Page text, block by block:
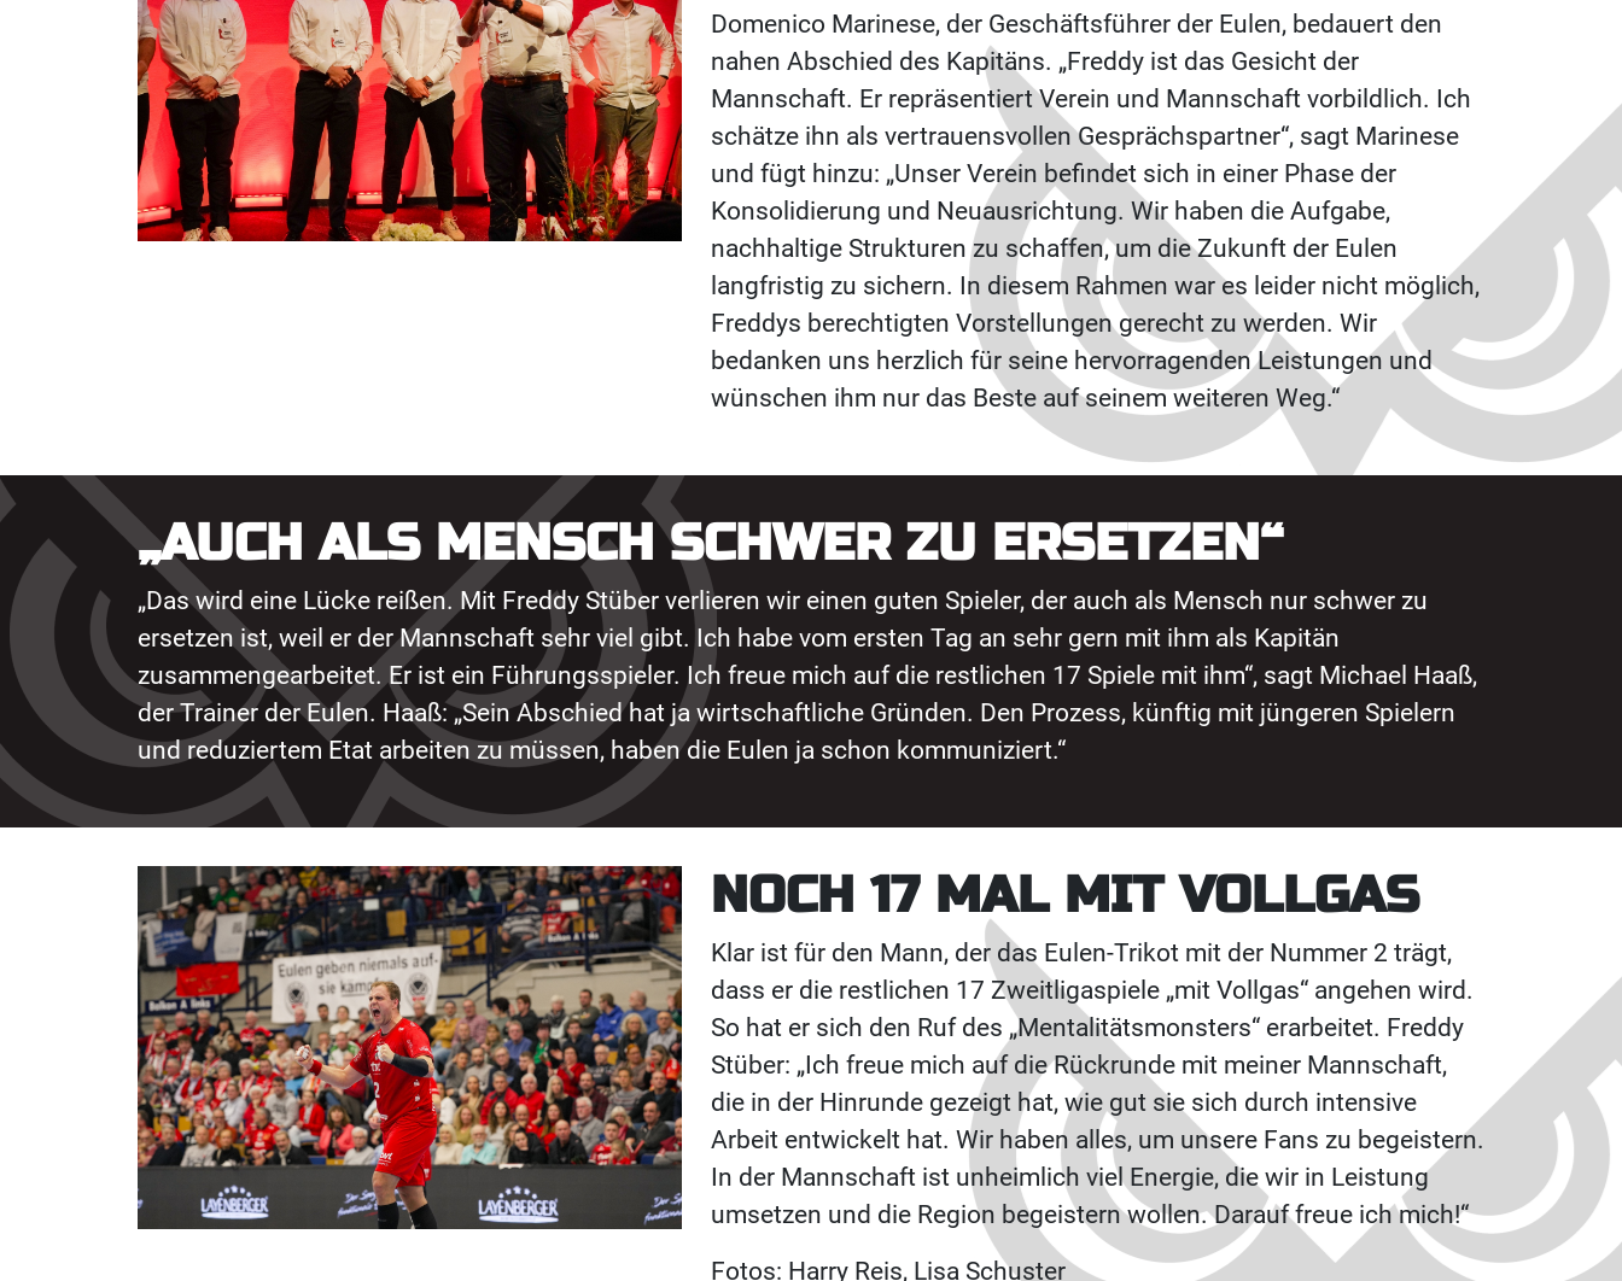
Domenico Marinese, der Geschäftsführer der Eulen, bedauert den
nahen Abschied des Kapitäns. „Freddy ist das Gesicht der
Mannschaft. Er repräsentiert Verein und Mannschaft vorbildlich. Ich
schätze ihn als vertrauensvollen Gesprächspartner“, sagt Marinese
und fügt hinzu: „Unser Verein befindet sich in einer Phase der
Konsolidierung und Neuausrichtung. Wir haben die Aufgabe,
nachhaltige Strukturen zu schaffen, um die Zukunft der Eulen
langfristig zu sichern. In diesem Rahmen war es leider nicht möglich,
Freddys berechtigten Vorstellungen gerecht zu werden. Wir
bedanken uns herzlich für seine hervorragenden Leistungen und
wünschen ihm nur das Beste auf seinem weiteren Weg.“
„AUCH ALS MENSCH SCHWER ZU ERSETZEN“
„Das wird eine Lücke reißen. Mit Freddy Stüber verlieren wir einen guten Spieler, der auch als Mensch nur schwer zu
ersetzen ist, weil er der Mannschaft sehr viel gibt. Ich habe vom ersten Tag an sehr gern mit ihm als Kapitän
zusammengearbeitet. Er ist ein Führungsspieler. Ich freue mich auf die restlichen 17 Spiele mit ihm“, sagt Michael Haaß,
der Trainer der Eulen. Haaß: „Sein Abschied hat ja wirtschaftliche Gründen. Den Prozess, künftig mit jüngeren Spielern
und reduziertem Etat arbeiten zu müssen, haben die Eulen ja schon kommuniziert.“
NOCH 17 MAL MIT VOLLGAS
Klar ist für den Mann, der das Eulen-Trikot mit der Nummer 2 trägt,
dass er die restlichen 17 Zweitligaspiele „mit Vollgas“ angehen wird.
So hat er sich den Ruf des „Mentalitätsmonsters“ erarbeitet. Freddy
Stüber: „Ich freue mich auf die Rückrunde mit meiner Mannschaft,
die in der Hinrunde gezeigt hat, wie gut sie sich durch intensive
Arbeit entwickelt hat. Wir haben alles, um unsere Fans zu begeistern.
In der Mannschaft ist unheimlich viel Energie, die wir in Leistung
umsetzen und die Region begeistern wollen. Darauf freue ich mich!“
Fotos: Harry Reis, Lisa Schuster